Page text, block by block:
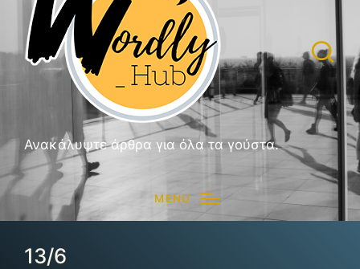
Ανακάλυψτε άρθρα για όλα τα γούστα.
MENU
13/6